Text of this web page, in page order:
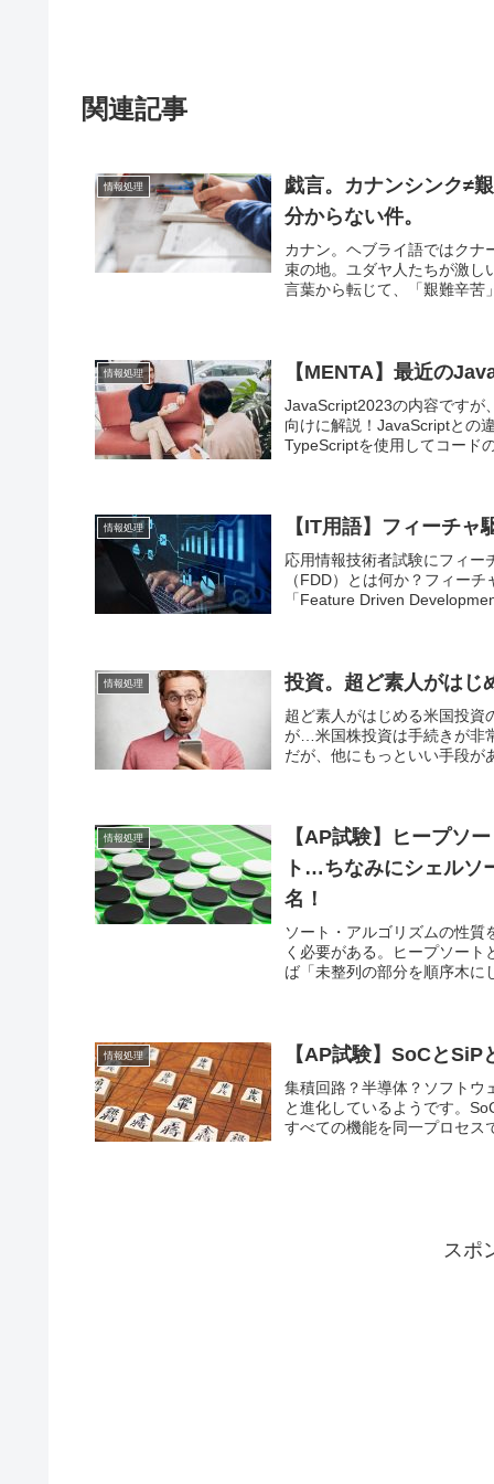
関連記事
情報処理
戯言。カナンシンク≠
分からない件。
カナン。ヘブライ語ではクナ
束の地。ユダヤ人たちが激し
言葉から転じて、「艱難辛苦
情報処理 【MENTA】最近の
JavaScript2023の内容ですが
向けに解説！JavaScriptとの
TypeScriptを使用してコードの
情報処理 【IT用語】フィーチ
応用情報技術者試験にフィー
（FDD）とは何か？フィー
「Feature Driven
情報処理 投資。超ど素人がはじ
超ど素人がはじめる米国投資
が…米国株投資は手続きが非
だが、他にもっといい手段が
情報処理
【AP試験】ヒープソ
ト…ちなみにシェルソ
名！
ソート・アルゴリズムの性質
く必要がある。ヒープソー
ば「未整列の部分を順序木に
情報処理 【AP試験】SoCと
集積回路？半導体？ソフトウ
と進化しているようです。
すべての機能を同一プロセス
スポ